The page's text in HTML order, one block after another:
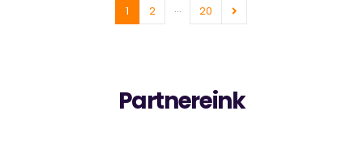
1 2 … 20
Partnereink